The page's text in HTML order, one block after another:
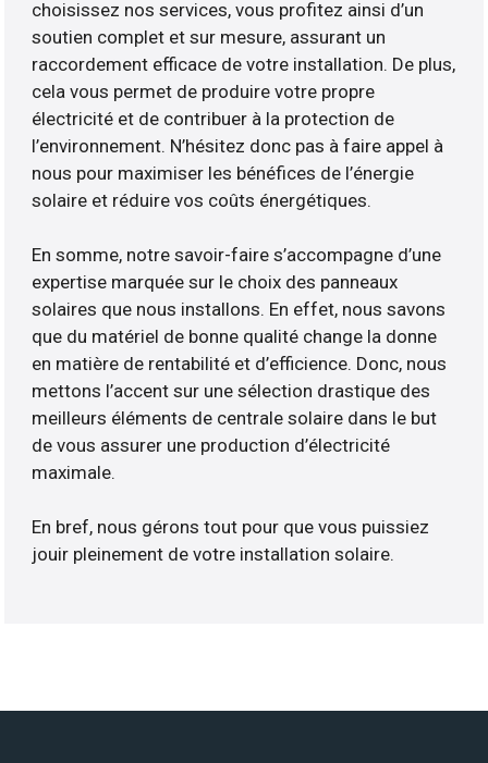
choisissez nos services, vous profitez ainsi d’un
soutien complet et sur mesure, assurant un
raccordement efficace de votre installation. De plus,
cela vous permet de produire votre propre
électricité et de contribuer à la protection de
l’environnement. N’hésitez donc pas à faire appel à
nous pour maximiser les bénéfices de l’énergie
solaire et réduire vos coûts énergétiques.
En somme, notre savoir-faire s’accompagne d’une
expertise marquée sur le choix des panneaux
solaires que nous installons. En effet, nous savons
que du matériel de bonne qualité change la donne
en matière de rentabilité et d’efficience. Donc, nous
mettons l’accent sur une sélection drastique des
meilleurs éléments de centrale solaire dans le but
de vous assurer une production d’électricité
maximale.
En bref, nous gérons tout pour que vous puissiez
jouir pleinement de votre installation solaire.